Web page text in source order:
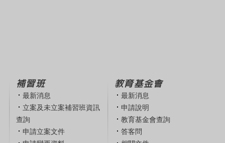
補習班
最新消息
立案及未立案補習班資訊
查詢
申請立案文件
教育基金會
最新消息
申請說明
教育基金會查詢
答客問